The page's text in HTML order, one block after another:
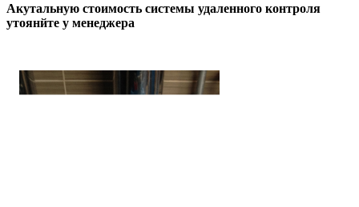
Акутальную стоимость системы удаленного контроля
утоянйте у менеджера